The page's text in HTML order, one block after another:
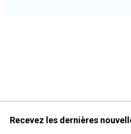
Recevez les dernières